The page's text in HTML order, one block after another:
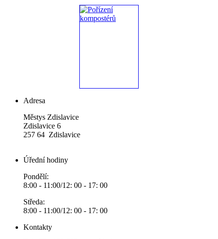
Adresa
Městys Zdislavice
Zdislavice 6
257 64 Zdislavice
Úřední hodiny
Pondělí:
8:00 - 11:00/12: 00 - 17: 00
Středa:
8:00 - 11:00/12: 00 - 17: 00
Kontakty